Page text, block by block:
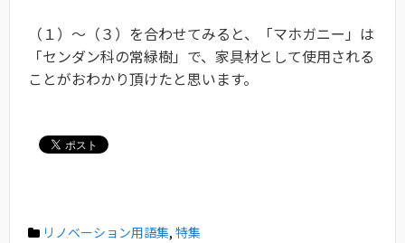
（１）〜（３）を合わせてみると、「マホガニー」は
「センダン科の常緑樹」で、家具材として使用される
ことがおわかり頂けたと思います。
リノベーション用語集, 特集